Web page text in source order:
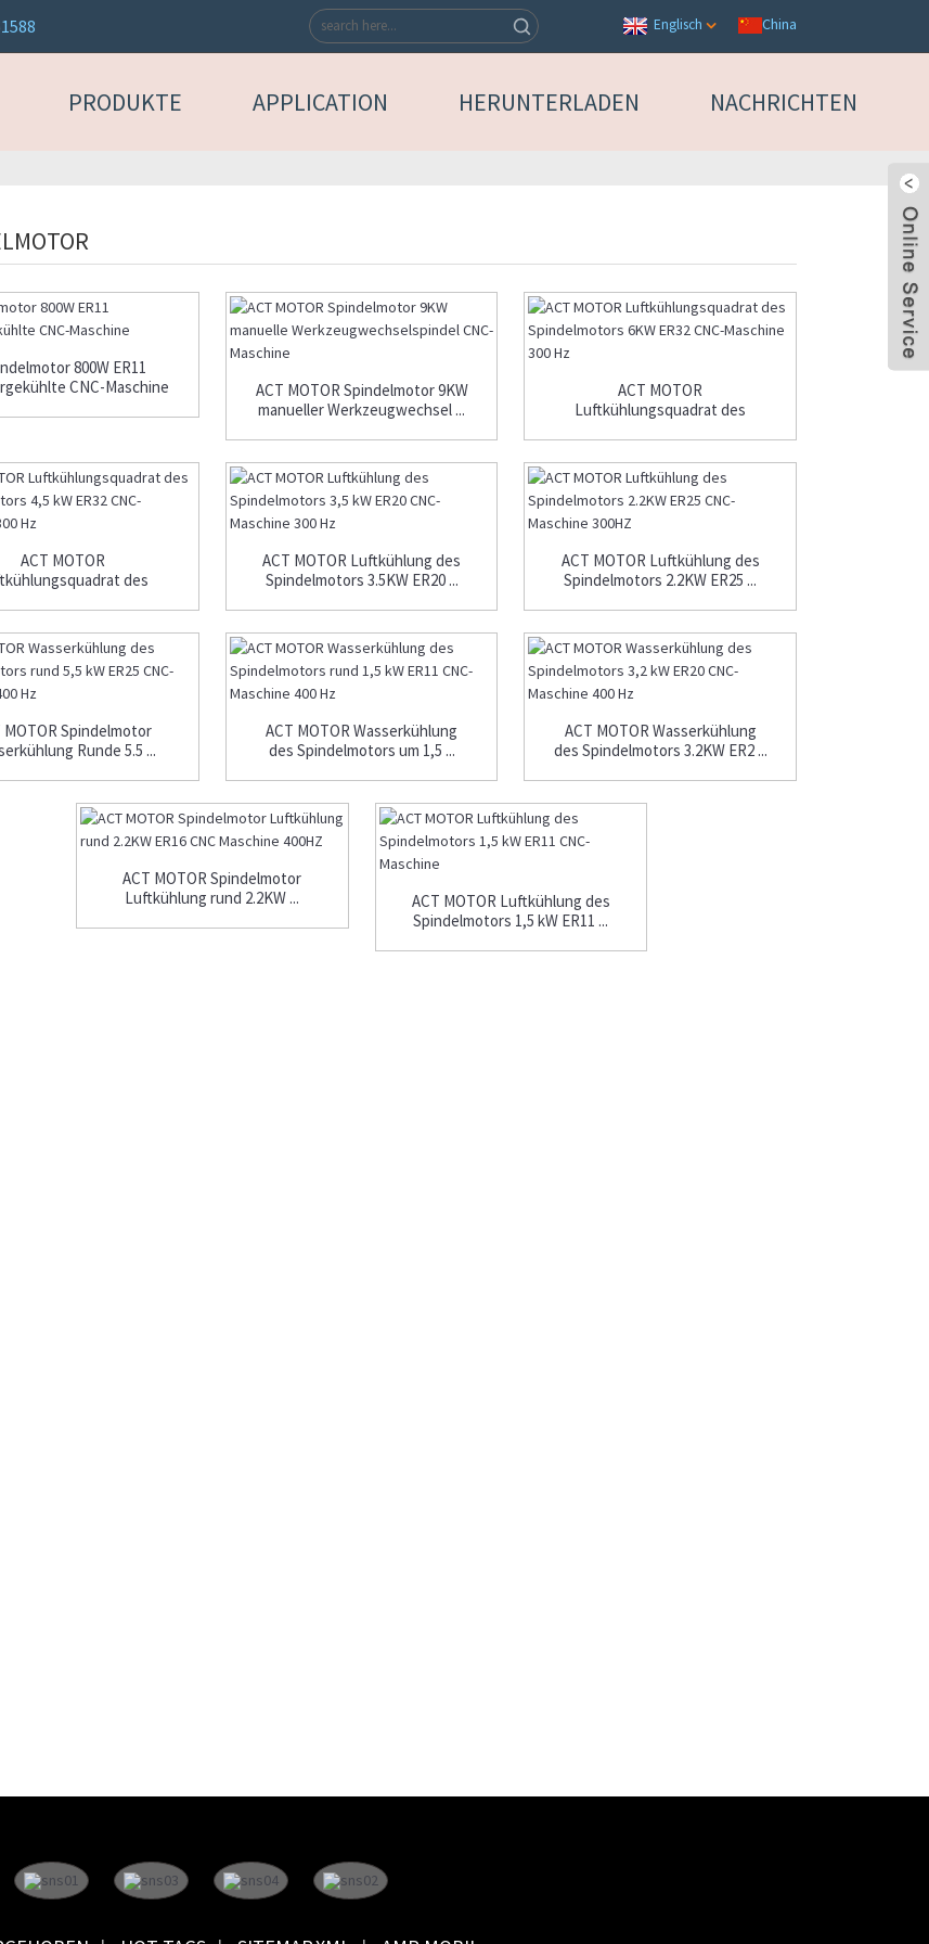
Englisch China
PRODUKTE APPLICATION HERUNTERLADEN NACHRICHTEN
800W ER11
CNC-Maschine
ACT MOTOR Spindelmotor 9KW
manueller Werkzeugwechsel ...
ACT MOTOR
Luftkühlungsquadrat des
ACT MOTOR
des
ACT MOTOR Luftkühlung des
Spindelmotors 3.5KW ER20 ...
ACT MOTOR Luftkühlung des
Spindelmotors 2.2KW ER25 ...
MOTOR Spindelmotor
Runde 5.5 ...
ACT MOTOR Wasserkühlung
des Spindelmotors um 1,5 ...
ACT MOTOR Wasserkühlung
des Spindelmotors 3.2KW ER2 ...
ACT MOTOR Spindelmotor
Luftkühlung rund 2.2KW ...
ACT MOTOR Luftkühlung des
Spindelmotors 1,5 kW ER11 ...